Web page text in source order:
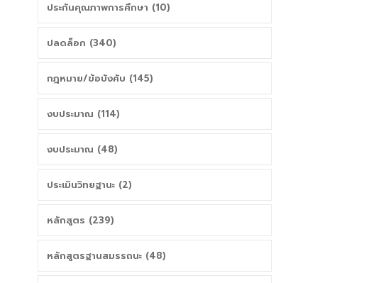
ประกันคุณภาพการศึกษา (10)
ปลดล็อก (340)
กฎหมาย/ข้อบังคับ (145)
งบประมาณ (114)
งบประมาณ (48)
ประเมินวิทยฐานะ (2)
หลักสูตร (239)
หลักสูตรฐานสมรรถนะ (48)